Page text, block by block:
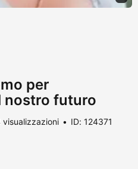
per
nostro futuro
visualizzazioni ID: 124371